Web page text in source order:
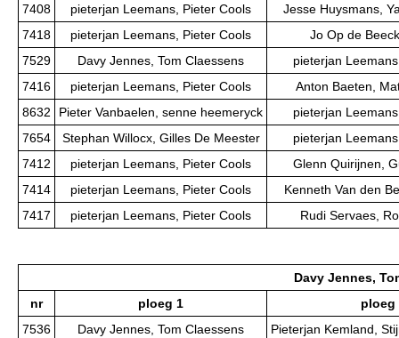
7408
pieterjan Leemans, Pieter Cools
Jesse Huysmans,
7418
pieterjan Leemans, Pieter Cools
Jo Op de
7529
Davy Jennes, Tom Claessens
pieterjan
7416
pieterjan Leemans, Pieter Cools
Anton Baeten,
8632
Pieter Vanbaelen, senne heemeryck
pieterjan
7654
Stephan Willocx, Gilles De Meester
pieterjan
7412
pieterjan Leemans, Pieter Cools
Glenn Quirijnen,
7414
pieterjan Leemans, Pieter Cools
Kenneth Van den
7417
pieterjan Leemans, Pieter Cools Rudi Servaes,
Davy Jennes,
nr
ploeg 1
ploeg
7536
Davy Jennes, Tom Claessens
Pieterjan Kemland,